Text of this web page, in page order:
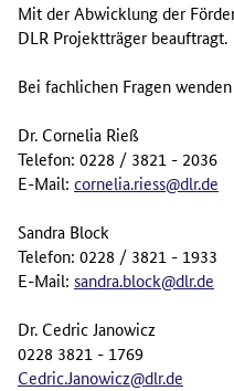
Mit der Abwicklung der
DLR Projektträger beauftragt.
Bei fachlichen Fragen
Dr. Cornelia Rieß
Telefon: 0228 / 3821 - 2036
E-Mail: cornelia.riess@dlr.de
Sandra Block
Telefon: 0228 / 3821 - 1933
E-Mail: sandra.block@dlr.de
Dr. Cedric Janowicz
0228 3821 - 1769
Cedric.Janowicz@dlr.de